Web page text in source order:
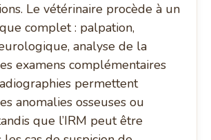
Le vétérinaire procède à un
complet : palpation,
analyse de la
examens complémentaires
permettent
anomalies osseuses ou
que l’IRM peut être